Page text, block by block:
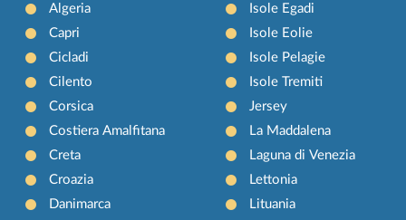
Algeria
Capri
Cicladi
Cilento
Corsica
Costiera Amalfitana
Creta
Croazia
Danimarca
Isole Egadi
Isole Eolie
Isole Pelagie
Isole Tremiti
Jersey
La Maddalena
Laguna di Venezia
Lettonia
Lituania